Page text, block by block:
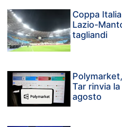
Coppa
Lazio-
tagliandi
Tar rinvia
agosto